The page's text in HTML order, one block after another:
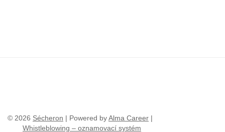
© 2026 Sécheron | Powered byAlma Career |
Whistleblowing – oznamovací systém